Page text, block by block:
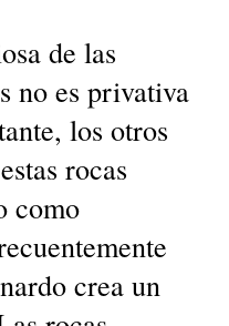
de las
no es privativa
los otros
rocas
como
crea un